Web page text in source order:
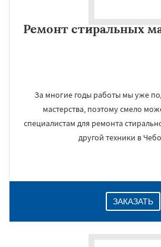
Ремонт стиральных
За многие годы работы мы уже
мастерства, поэтому смело
специалистам для ремонта
другой техники в
ЗАКАЗАТЬ